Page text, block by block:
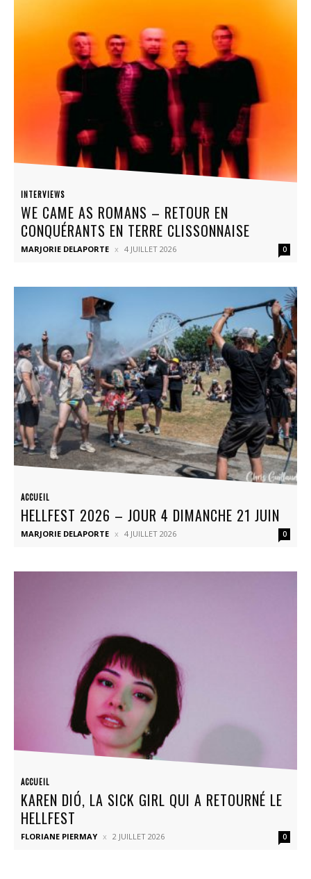
INTERVIEWS
WE CAME AS ROMANS – RETOUR EN
CONQUÉRANTS EN TERRE CLISSONNAISE
MARJORIE DELAPORTE 4 JUILLET 2026 0
ACCUEIL
HELLFEST 2026 – JOUR 4 DIMANCHE 21 JUIN
MARJORIE DELAPORTE 4 JUILLET 2026 0
ACCUEIL
KAREN DIÓ, LA SICK GIRL QUI A RETOURNÉ LE
HELLFEST
FLORIANE PIERMAY 2 JUILLET 2026 0